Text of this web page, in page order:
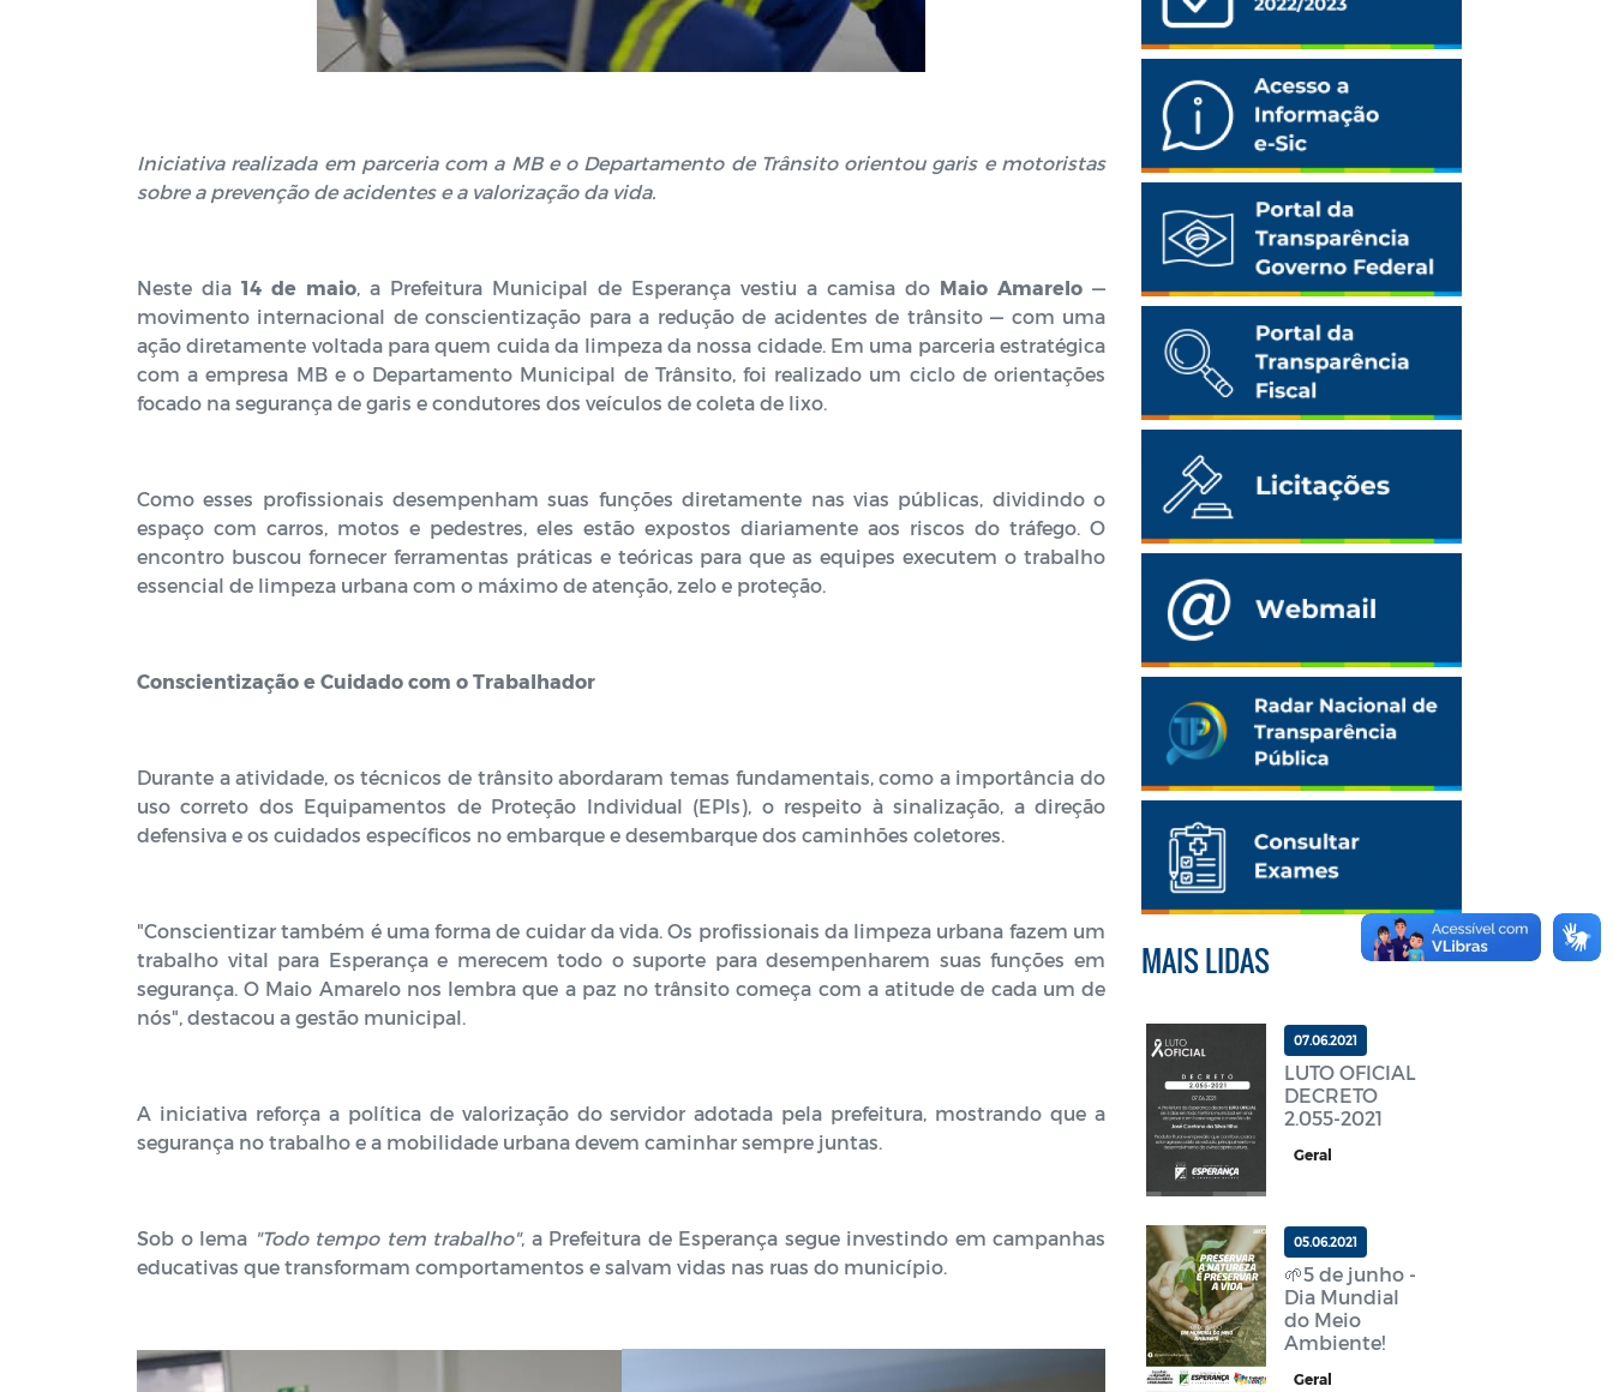
Iniciativa realizada em parceria com a MB e o Departamento de Trânsito orientou garis e motoristas
sobre a prevenção de acidentes e a valorização da vida.
Neste dia 14 de maio, a Prefeitura Municipal de Esperança vestiu a camisa do Maio Amarelo —
movimento internacional de conscientização para a redução de acidentes de trânsito — com uma
ação diretamente voltada para quem cuida da limpeza da nossa cidade. Em uma parceria estratégica
com a empresa MB e o Departamento Municipal de Trânsito, foi realizado um ciclo de orientações
focado na segurança de garis e condutores dos veículos de coleta de lixo.
Como esses profissionais desempenham suas funções diretamente nas vias públicas, dividindo o
espaço com carros, motos e pedestres, eles estão expostos diariamente aos riscos do tráfego. O
encontro buscou fornecer ferramentas práticas e teóricas para que as equipes executem o trabalho
essencial de limpeza urbana com o máximo de atenção, zelo e proteção.
Conscientização e Cuidado com o Trabalhador
Durante a atividade, os técnicos de trânsito abordaram temas fundamentais, como a importância do
uso correto dos Equipamentos de Proteção Individual (EPIs), o respeito à sinalização, a direção
defensiva e os cuidados específicos no embarque e desembarque dos caminhões coletores.
"Conscientizar também é uma forma de cuidar da vida. Os profissionais da limpeza urbana fazem um
trabalho vital para Esperança e merecem todo o suporte para desempenharem suas funções em
segurança. O Maio Amarelo nos lembra que a paz no trânsito começa com a atitude de cada um de
nós", destacou a gestão municipal.
A iniciativa reforça a política de valorização do servidor adotada pela prefeitura, mostrando que a
segurança no trabalho e a mobilidade urbana devem caminhar sempre juntas.
Sob o lema "Todo tempo tem trabalho", a Prefeitura de Esperança segue investindo em campanhas
educativas que transformam comportamentos e salvam vidas nas ruas do município.
MAIS LIDAS
07.06.2021
LUTO OFICIAL
DECRETO
2.055-2021
Geral
05.06.2021
🌱5 de junho -
Dia Mundial
do Meio
Ambiente!
Geral